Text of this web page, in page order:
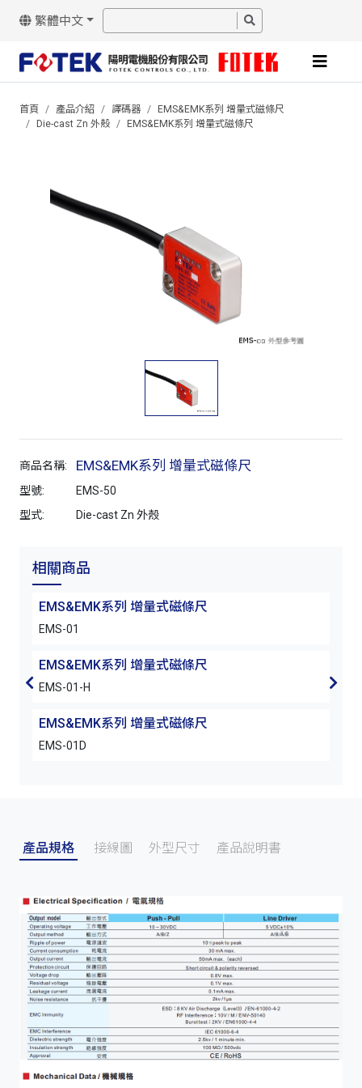
繁體中文
首頁 產品介紹 譯碼器
EMS&EMK系列 增量式磁條尺
Die-cast Zn 外殼
EMS&EMK系列 增量式磁條尺
商品名稱: EMS&EMK系列 增量式磁條尺
型號:
EMS-50
型式:
Die-cast Zn 外殼
相關商品
EMS&EMK系列 增量式磁條尺
EMS-01
EMS&EMK系列 增量式磁條尺
EMS-01-H
EMS&EMK系列 增量式磁條尺
EMS-01D
產品規格 接線圖 外型尺寸 產品說明書